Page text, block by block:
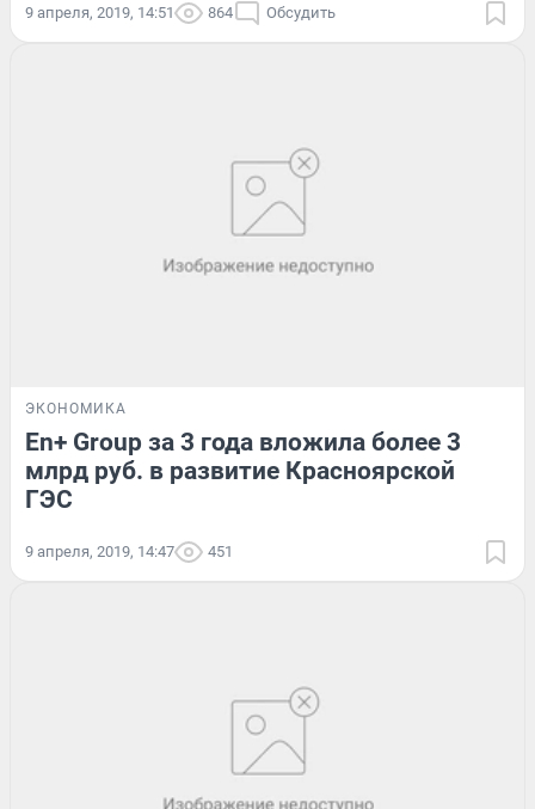
9 апреля, 2019, 14:51 864 Обсудить
ЭКОНОМИКА
En+ Group за 3 года вложила более 3
млрд руб. в развитие Красноярской
ГЭС
9 апреля, 2019, 14:47 451